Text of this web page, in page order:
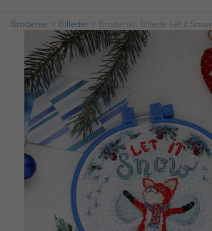
Broderier Billeder > Broderikit Billede Let it Snow